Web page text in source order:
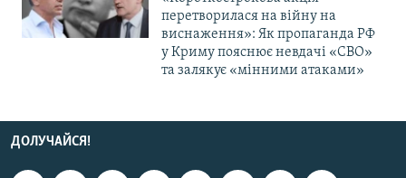
перетворилася на війну на
виснаження»: Як пропаганда РФ
у Криму пояснює невдачі «СВО»
та залякує «мінними атаками»
ДОЛУЧАЙСЯ!